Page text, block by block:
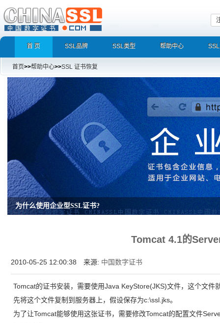
首 页 SSL品牌 SSL类型 帮助中心
首页>>帮助中心>>SSL 证书恢复
为什么使用企业型SSL证书?
Tomcat 4.1的
2010-05-25 12:00:38 来源: 中国数字证书
Tomcat的证书安装，需要使用Java KeyStore(JKS)文件，这个文件
先将这个文件复制到服务器上，假设保存为c:\ssl.jks。
为了让Tomcat能够使用这张证书，需要修改Tomcat的配置文件